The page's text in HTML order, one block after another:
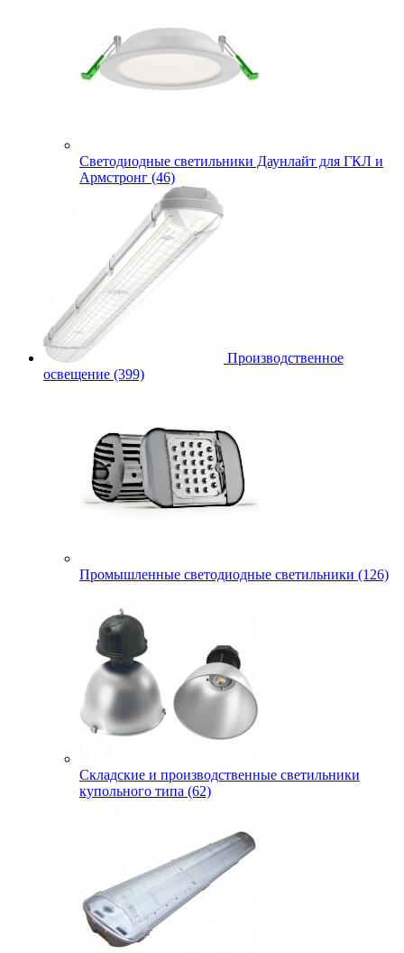
Cветодиодные светильники Даунлайт для ГКЛ и
Армстронг (46)
Производственное
освещение (399)
Промышленные светодиодные светильники (126)
Складские и производственные светильники
купольного типа (62)